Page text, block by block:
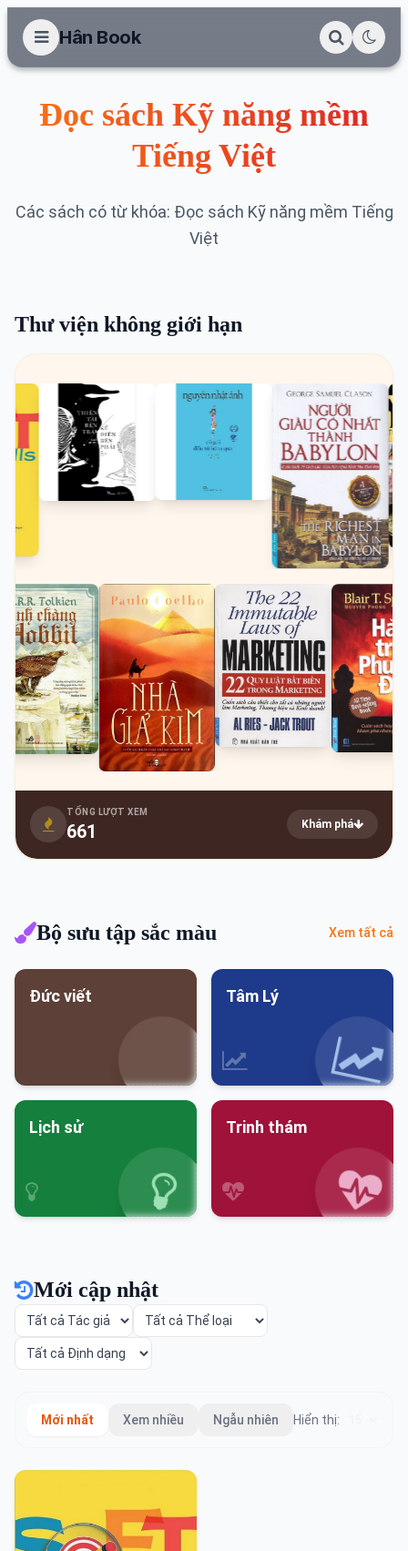
Hân Book
Đọc sách Kỹ năng mềm
Tiếng Việt
Các sách có từ khóa: Đọc sách Kỹ năng mềm Tiếng
Việt
Thư viện không giới hạn
TỔNG LƯỢT XEM
661 Khám phá
Bộ sưu tập sắc màu Xem tất cả
Đức viết Tâm Lý
Lịch sử Trinh thám
Mới cập nhật
Mới nhất Xem nhiều Ngẫu nhiên Hiển thị: